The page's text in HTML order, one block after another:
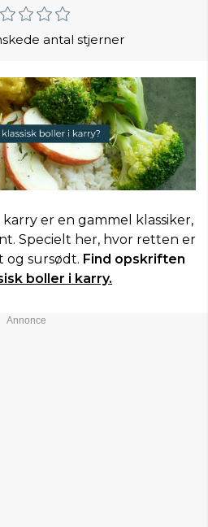
antal stjerner
karry er en gammel klassiker,
Specielt her, hvor retten er
og sursødt. Find opskriften
boller i karry.